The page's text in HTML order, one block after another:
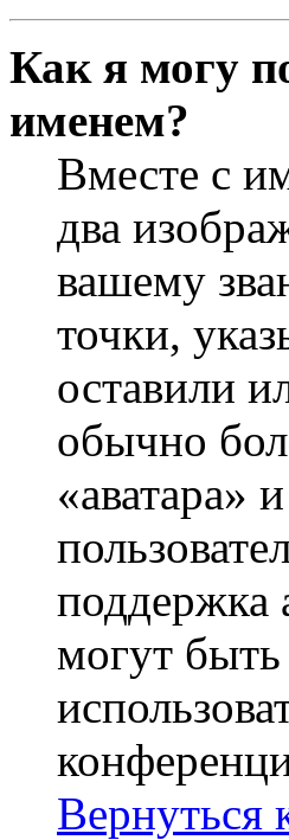
Как я могу
именем?
Вместе с
два
вашему
точки,
оставили
обычно
«аватара»
поддержка
могут
Вернуться